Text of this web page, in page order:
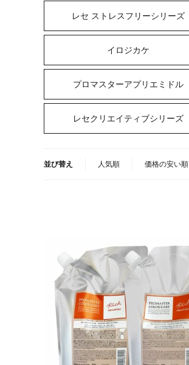
レセ ストレスフリーシリーズ
イロジカケ
プロマスターアプリエミドル
レセクリエイティブシリーズ
並び替え 人気順 価格の安い順